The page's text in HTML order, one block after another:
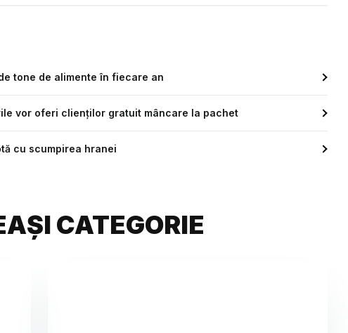
tone de alimente în fiecare an
vor oferi clienților gratuit mâncare la pachet
cu scumpirea hranei
CATEGORIE